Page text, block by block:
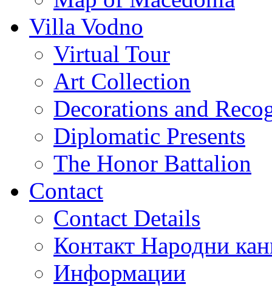
Villa Vodno
Virtual Tour
Art Collection
Decorations and
Diplomatic Presents
The Honor Battalion
Contact
Contact Details
Контакт Народни
Информации